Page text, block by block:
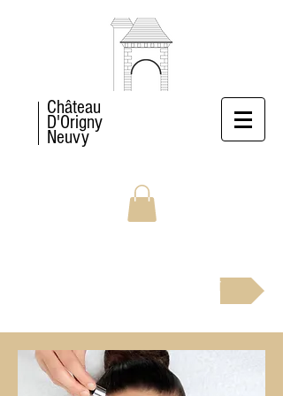
Château
D'Origny
Neuvy
RÉSERVEZ MAINTENANT